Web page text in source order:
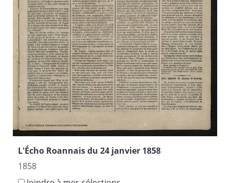
L'Écho Roannais du 24 janvier 1858
1858